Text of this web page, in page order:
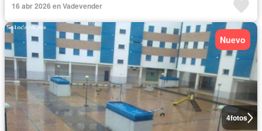
16 abr 2026 en Vadevender
4fotos
Nuevo